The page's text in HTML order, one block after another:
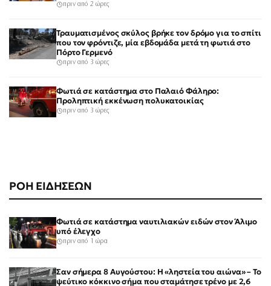
ΡΟΗ ΕΙΔΗΣΕΩΝ
Φωτιά σε κατάστημα ναυτιλιακών ειδών στον Άλιμο
υπό έλεγχο
πριν από 1 ώρα
Σαν σήμερα 8 Αυγούστου: Η «ληστεία του αιώνα» – Το
ψεύτικο κόκκινο σήμα που σταμάτησε τρένο με 2,6
πριν από 2 ώρες
Τραυματισμένος σκύλος βρήκε τον δρόμο για το σπίτι
που τον φρόντιζε, μία εβδομάδα μετά τη φωτιά στο
Πόρτο Γερμενό
πριν από 3 ώρες
Φωτιά σε κατάστημα στο Παλαιό Φάληρο:
Προληπτική εκκένωση πολυκατοικίας
πριν από 3 ώρες